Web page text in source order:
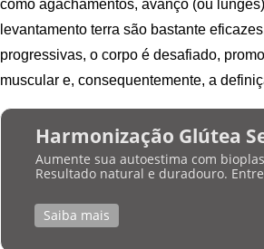
como agachamentos, avanço (ou
levantamento terra são bastante
progressivas, o corpo é desafiado,
muscular e, consequentemente, a
Harmonização Glútea
Aumente sua autoestima com
Resultado natural e duradouro.
Saiba mais